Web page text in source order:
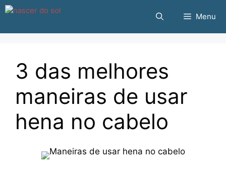
Pular
o
Menu
3 das melhores
maneiras de usar
hena no cabelo